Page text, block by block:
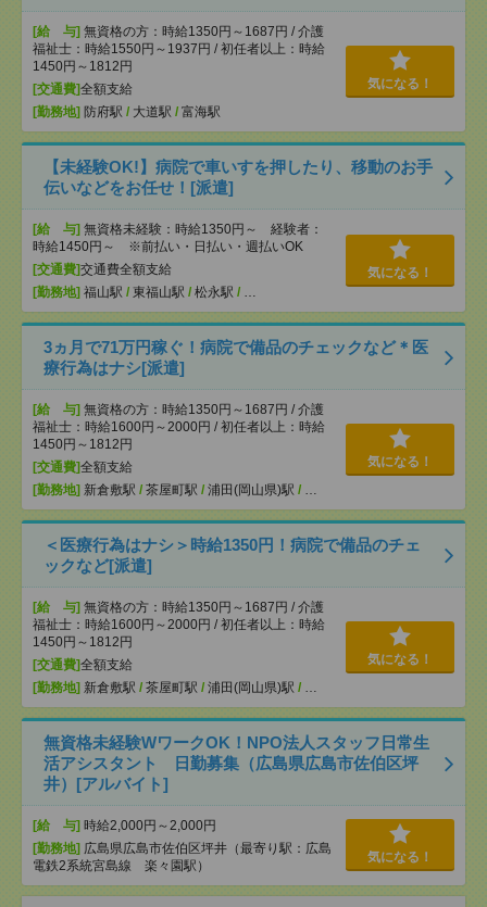
[給 与] 無資格の方：時給1350円～1687円 / 介護
福祉士：時給1550円～1937円 / 初任者以上：時給
1450円～1812円
[交通費]全額支給
[勤務地] 防府駅 / 大道駅 / 富海駅
気になる！
【未経験OK!】病院で車いすを押したり、移動のお手
伝いなどをお任せ！[派遣]
[給 与] 無資格未経験：時給1350円～ 経験者：
時給1450円～ ※前払い・日払い・週払いOK
[交通費]交通費全額支給
[勤務地] 福山駅 / 東福山駅 / 松永駅 / …
気になる！
3ヵ月で71万円稼ぐ！病院で備品のチェックなど＊医
療行為はナシ[派遣]
[給 与] 無資格の方：時給1350円～1687円 / 介護
福祉士：時給1600円～2000円 / 初任者以上：時給
1450円～1812円
[交通費]全額支給
[勤務地] 新倉敷駅 / 茶屋町駅 / 浦田(岡山県)駅 / …
気になる！
＜医療行為はナシ＞時給1350円！病院で備品のチェ
ックなど[派遣]
[給 与] 無資格の方：時給1350円～1687円 / 介護
福祉士：時給1600円～2000円 / 初任者以上：時給
1450円～1812円
[交通費]全額支給
[勤務地] 新倉敷駅 / 茶屋町駅 / 浦田(岡山県)駅 / …
気になる！
無資格未経験WワークOK！NPO法人スタッフ日常生
活アシスタント 日勤募集（広島県広島市佐伯区坪
井）[アルバイト]
[給 与] 時給2,000円～2,000円
[勤務地] 広島県広島市佐伯区坪井（最寄り駅：広島
電鉄2系統宮島線 楽々園駅）
気になる！